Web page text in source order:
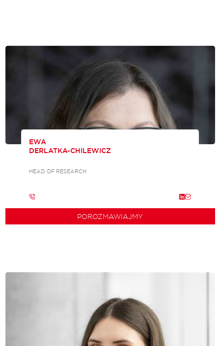
EWA
DERLATKA-CHILEWICZ
HEAD OF RESEARCH
POROZMAWIAJMY